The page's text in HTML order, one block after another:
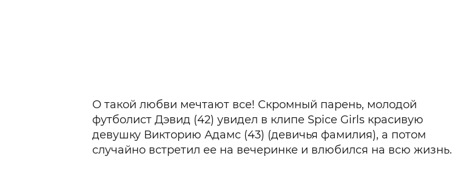
О такой любви мечтают все! Скромный парень, молодой
футболист Дэвид (42) увидел в клипе Spice Girls красивую
девушку Викторию Адамс (43) (девичья фамилия), а потом
случайно встретил ее на вечеринке и влюбился на всю жизнь.